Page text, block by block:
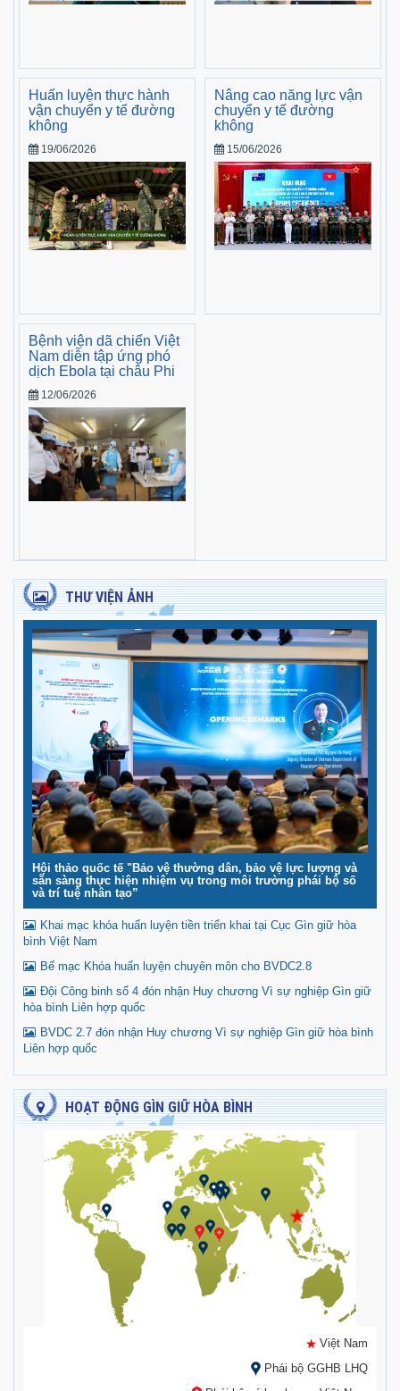
Huấn luyện thực hành
vận chuyển y tế đường
không
19/06/2026
Nâng cao năng lực vận
chuyển y tế đường
không
15/06/2026
Bệnh viện dã chiến Việt
Nam diễn tập ứng phó
dịch Ebola tại châu Phi
12/06/2026
THƯ VIỆN ẢNH
Hội thảo quốc tế "Bảo vệ thường dân, bảo vệ lực lượng và
sẵn sàng thực hiện nhiệm vụ trong môi trường phái bộ số
và trí tuệ nhân tạo”
Khai mạc khóa huấn luyện tiền triển khai tại Cục Gìn giữ hòa
bình Việt Nam
Bế mạc Khóa huấn luyện chuyên môn cho BVDC2.8
Đội Công binh số 4 đón nhận Huy chương Vì sự nghiệp Gìn giữ
hòa bình Liên hợp quốc
BVDC 2.7 đón nhận Huy chương Vì sự nghiệp Gìn giữ hòa bình
Liên hợp quốc
HOẠT ĐỘNG GÌN GIỮ HÒA BÌNH
Việt Nam
Phái bộ GGHB LHQ